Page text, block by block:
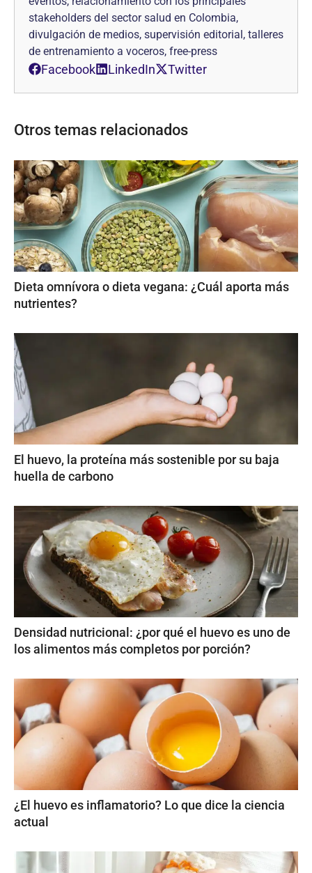
stakeholders del sector salud en Colombia,
divulgación de medios, supervisión editorial, talleres
de entrenamiento a voceros, free-press
Facebook LinkedIn Twitter
Otros temas relacionados
Dieta omnívora o dieta vegana: ¿Cuál aporta más
nutrientes?
El huevo, la proteína más sostenible por su baja
huella de carbono
Densidad nutricional: ¿por qué el huevo es uno de
los alimentos más completos por porción?
¿El huevo es inflamatorio? Lo que dice la ciencia
actual